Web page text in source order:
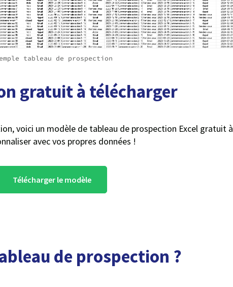
tableau de prospection
gratuit à télécharger
voici un modèle de tableau de prospection Excel gratuit à
avec vos propres données !
Télécharger le modèle
de prospection ?